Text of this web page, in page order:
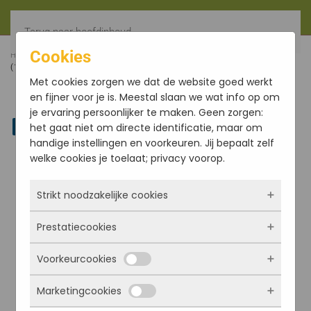
Terug naar hoofdinhoud
HOME FILTER
(10X10GR)
Linkedin
Cookies
Met cookies zorgen we dat de website goed werkt
en fijner voor je is. Meestal slaan we wat info op om
je ervaring persoonlijker te maken. Geen zorgen:
het gaat niet om directe identificatie, maar om
handige instellingen en voorkeuren. Jij bepaalt zelf
welke cookies je toelaat; privacy voorop.
Strikt noodzakelijke cookies
Deze cookies zorgen ervoor dat de website
überhaupt werkt. Ze zijn dus altijd actief en
kunnen niet worden uitgezet. Meestal worden
ze alleen geplaatst als jij iets doet, zoals
inloggen, een formulier invullen of je
Prestatiecookies
Met deze cookies zien we hoe vaak onze site
bezocht wordt, waar bezoekers vandaan
komen en welke pagina’s populair zijn. Zo
Voorkeurcookies
Deze cookies onthouden jouw voorkeuren.
Marketingcookies